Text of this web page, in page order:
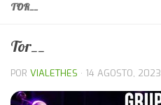
TOR__
Tor__
POR VIALETHES · 14 AGOSTO, 2023